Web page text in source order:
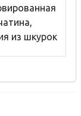
из шкурок